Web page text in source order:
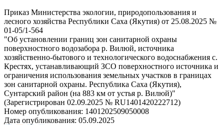
Приказ Министерства экологии, природопользования и
лесного хозяйства Республики Саха (Якутия) от 25.08.2025 №
01-05/1-564
"Об установлении границ зон санитарной охраны
поверхностного водозабора р. Вилюй, источника
хозяйственно-бытового и технологического водоснабжения с.
Крестях, устанавливающий ЗСО поверхностного источника и
ограничения использования земельных участков в границах
зон санитарной охраны. Республика Саха (Якутия),
Сунтарский район (на 883 км от устья р. Вилюй)"
(Зарегистрирован 02.09.2025 № RU1401420222712)
Номер опубликования: 1401202509050008
Дата опубликования: 05.09.2025